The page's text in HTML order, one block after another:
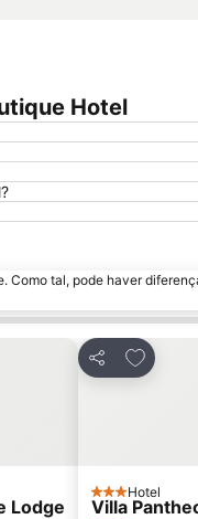
Hotel
Como tal, pode haver
Lodge
Partilhar
3 Estrelas
Hotel
Villa